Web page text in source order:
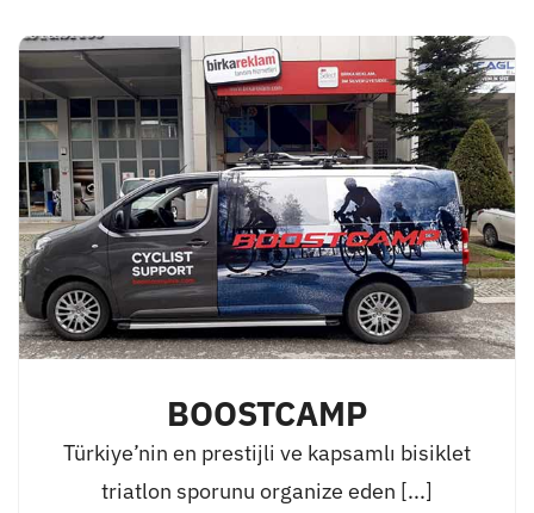
BOOSTCAMP
Türkiye’nin en prestijli ve kapsamlı bisiklet
triatlon sporunu organize eden [...]